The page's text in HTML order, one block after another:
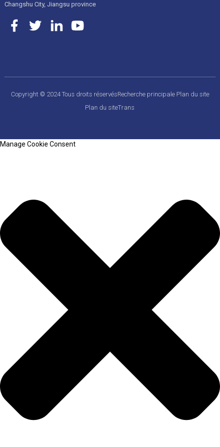
Changshu City, Jiangsu province
Copyright © 2024 Tous droits réservésRecherche principale Plan du site
Plan du siteTrans
Manage Cookie Consent